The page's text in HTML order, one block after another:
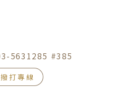
5631285 #385
撥打專線